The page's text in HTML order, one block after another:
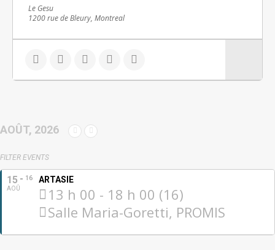
Le Gesu
1200 rue de Bleury, Montreal
AOÛT, 2026
FILTER EVENTS
15
AOÛ
16 ARTASIE
13 h 00 - 18 h 00 (16)
Salle Maria-Goretti, PROMIS